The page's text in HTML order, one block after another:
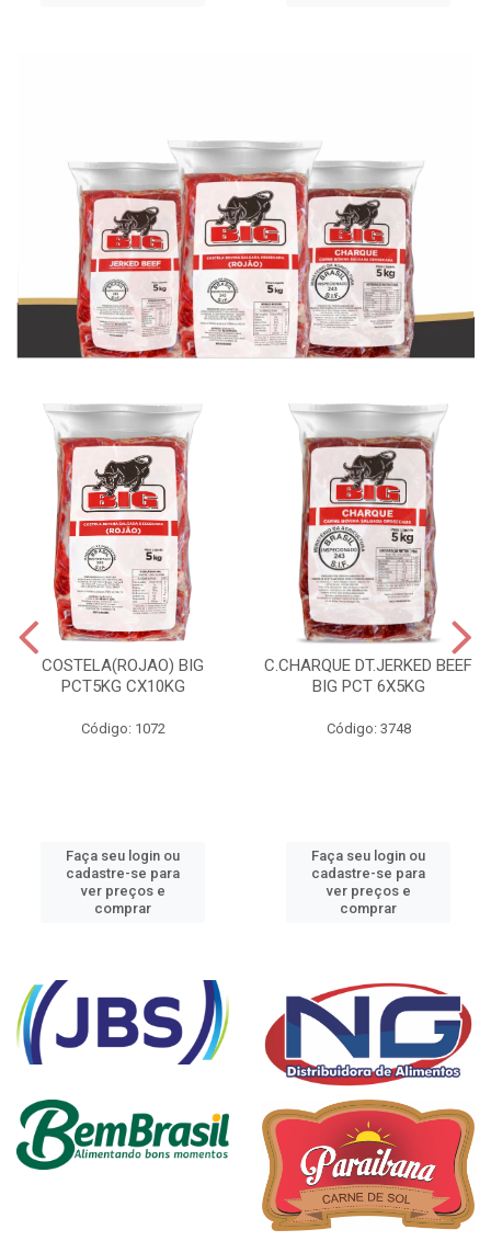
COSTELA(ROJAO) BIG
PCT5KG CX10KG
Código: 1072
Faça seu login ou
cadastre-se para
ver preços e
comprar
C.CHARQUE DT.JERKED BEEF
BIG PCT 6X5KG
Código: 3748
Faça seu login ou
cadastre-se para
ver preços e
comprar